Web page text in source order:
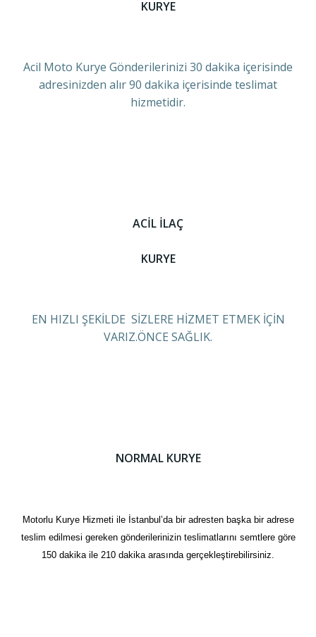
KURYE
Acil Moto Kurye Gönderilerinizi 30 dakika içerisinde
adresinizden alır 90 dakika içerisinde teslimat
hizmetidir.
ACİL İLAÇ
KURYE
EN HIZLI ŞEKİLDE SİZLERE HİZMET ETMEK İÇİN
VARIZ.ÖNCE SAĞLIK.
NORMAL KURYE
Motorlu Kurye Hizmeti ile İstanbul’da bir adresten başka bir adrese
teslim edilmesi gereken gönderilerinizin teslimatlarını semtlere göre
150 dakika ile 210 dakika arasında gerçekleştirebilirsiniz.